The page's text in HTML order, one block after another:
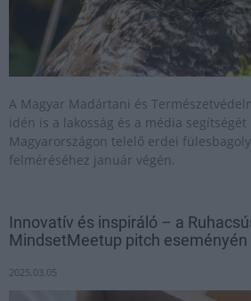
A Magyar Madártani és
idén is a lakosság és a média segítségét
Magyarországon telelő erdei
felméréséhez január végén.
Innovatív és inspiráló – a
MindsetMeetup pitch eseményén
2025.03.05